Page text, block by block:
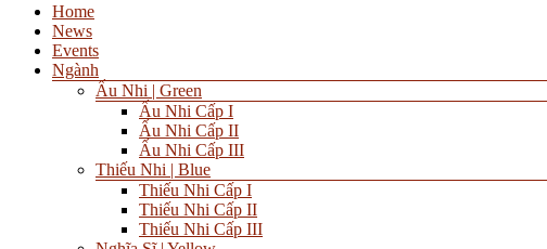
Home
News
Events
Ngành
Ấu Nhi | Green
Ấu Nhi Cấp I
Ấu Nhi Cấp II
Ấu Nhi Cấp III
Thiếu Nhi | Blue
Thiếu Nhi Cấp I
Thiếu Nhi Cấp II
Thiếu Nhi Cấp III